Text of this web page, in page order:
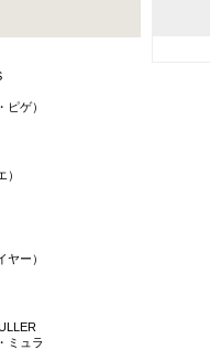
ピゲ）
）
ヤー）
ミュラ